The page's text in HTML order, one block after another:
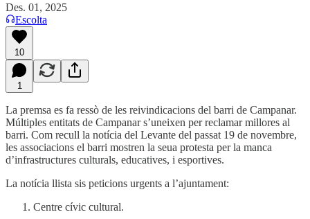
Des. 01, 2025
Escolta
10
1
La premsa es fa ressò de les reivindicacions del barri de Campanar.
Múltiples entitats de Campanar s’uneixen per reclamar millores al
barri. Com recull la notícia del Levante del passat 19 de novembre,
les associacions el barri mostren la seua protesta per la manca
d’infrastructures culturals, educatives, i esportives.
La notícia llista sis peticions urgents a l’ajuntament:
Centre cívic cultural.